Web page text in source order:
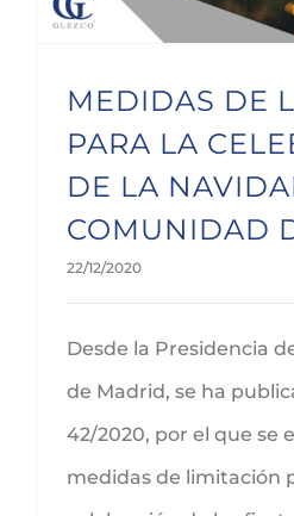
MEDIDAS DE
PARA LA
DE LA
COMUNIDAD
22/12/2020
Desde la Presidencia
de Madrid, se ha
42/2020, por el que se
medidas de limitación